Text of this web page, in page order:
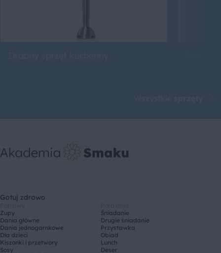
Gotuj zdrowo
Zupy
Dania główne
Dania jednogarnkowe
Dla dzieci
Kiszonki i przetwory
Sosy
Śniadanie
Drugie śniadanie
Przystawka
Obiad
Lunch
Deser